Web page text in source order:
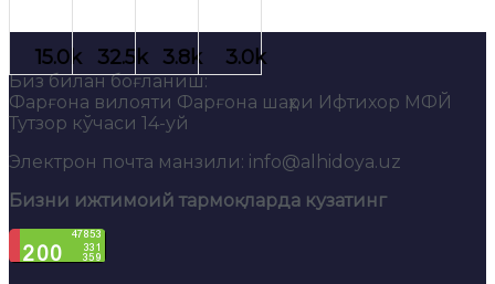
Биз билан боғланиш:
Фарғона вилояти Фарғона шаҳри Ифтихор МФЙ
Тутзор кўчаси 14-уй
Электрон почта манзили: info@alhidoya.uz
Бизни ижтимоий тармоқларда кузатинг